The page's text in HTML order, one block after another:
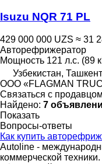
Isuzu NQR 71 PL
429 000 000 UZS ≈ 31
Авторефрижератор
Мощность 121 л.с. (89
Узбекистан, Ташкент
ООО «FLAGMAN
Связаться с продавцом
Найдено: 7
Показать
Вопросы-ответы
Как купить
Autoline -
коммерческой